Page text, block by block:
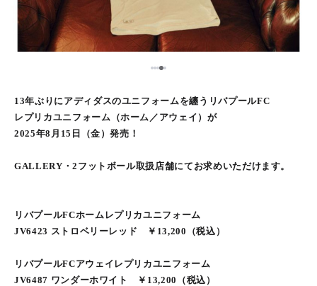
1234
13年ぶりにアディダスのユニフォームを纏うリバプールFC
レプリカユニフォーム（ホーム／アウェイ）が
2025年8月15日（金）発売！
GALLERY・2フットボール取扱店舗にてお求めいただけます。
リバプールFCホームレプリカユニフォーム
JV6423 ストロベリーレッド ￥13,200（税込）
リバプールFCアウェイレプリカユニフォーム
JV6487 ワンダーホワイト ￥13,200（税込）